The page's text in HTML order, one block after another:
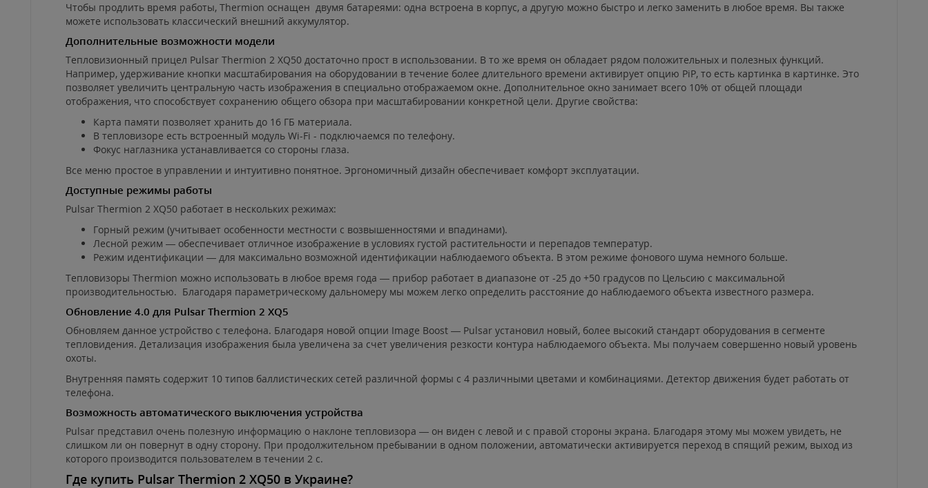
Чтобы продлить время работы, Thermion оснащен двумя батареями: одна встроена в корпус, а другую можно быстро и легко заменить в любое время. Вы также
можете использовать классический внешний аккумулятор.
Дополнительные возможности модели
Тепловизионный прицел Pulsar Thermion 2 XQ50 достаточно прост в использовании. В то же время он обладает рядом положительных и полезных функций.
Например, удерживание кнопки масштабирования на оборудовании в течение более длительного времени активирует опцию PiP, то есть картинка в картинке. Это
позволяет увеличить центральную часть изображения в специально отображаемом окне. Дополнительное окно занимает всего 10% от общей площади
отображения, что способствует сохранению общего обзора при масштабировании конкретной цели. Другие свойства:
Карта памяти позволяет хранить до 16 ГБ материала.
В тепловизоре есть встроенный модуль Wi-Fi - подключаемся по телефону.
Фокус наглазника устанавливается со стороны глаза.
Все меню простое в управлении и интуитивно понятное. Эргономичный дизайн обеспечивает комфорт эксплуатации.
Доступные режимы работы
Pulsar Thermion 2 XQ50 работает в нескольких режимах:
Горный режим (учитывает особенности местности с возвышенностями и впадинами).
Лесной режим — обеспечивает отличное изображение в условиях густой растительности и перепадов температур.
Режим идентификации — для максимально возможной идентификации наблюдаемого объекта. В этом режиме фонового шума немного больше.
Тепловизоры Thermion можно использовать в любое время года — прибор работает в диапазоне от -25 до +50 градусов по Цельсию с максимальной
производительностью. Благодаря параметрическому дальномеру мы можем легко определить расстояние до наблюдаемого объекта известного размера.
Обновление 4.0 для Pulsar Thermion 2 XQ5
Обновляем данное устройство с телефона. Благодаря новой опции Image Boost — Pulsar установил новый, более высокий стандарт оборудования в сегменте
тепловидения. Детализация изображения была увеличена за счет увеличения резкости контура наблюдаемого объекта. Мы получаем совершенно новый уровень
охоты.
Внутренняя память содержит 10 типов баллистических сетей различной формы с 4 различными цветами и комбинациями. Детектор движения будет работать от
телефона.
Возможность автоматического выключения устройства
Pulsar представил очень полезную информацию о наклоне тепловизора — он виден с левой и с правой стороны экрана. Благодаря этому мы можем увидеть, не
слишком ли он повернут в одну сторону. При продолжительном пребывании в одном положении, автоматически активируется переход в спящий режим, выход из
которого производится пользователем в течении 2 с.
Где купить Pulsar Thermion 2 XQ50 в Украине?